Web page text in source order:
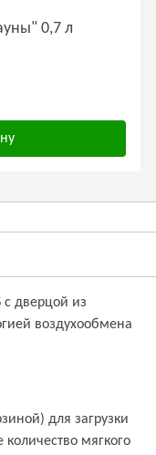
0,7 л
дверцой из
воздухообмена
для загрузки
мягкого